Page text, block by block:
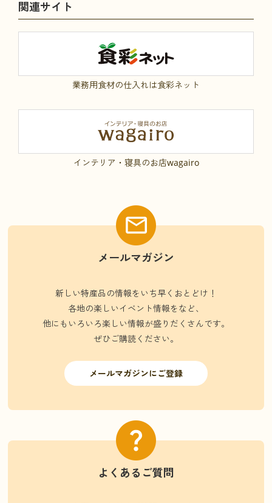
関連サイト
業務用食材の仕入れは食彩ネット
インテリア・寝具のお店wagairo
メールマガジン
新しい特産品の情報をいち早くおとどけ！
各地の楽しいイベント情報をなど、
他にもいろいろ楽しい情報が盛りだくさんです。
ぜひご購読ください。
メールマガジンにご登録
よくあるご質問